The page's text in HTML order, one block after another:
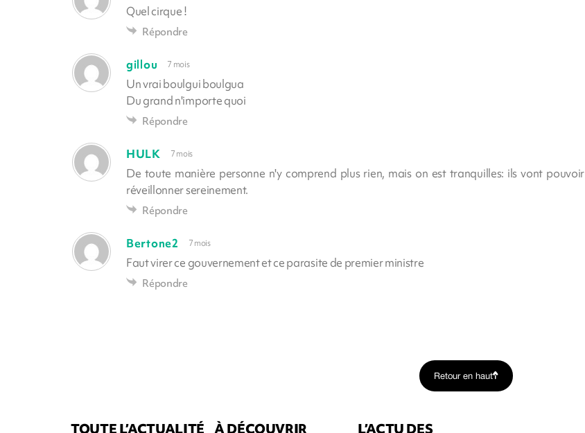
Quel cirque !
Répondre
gillou 7 mois
Un vrai boulgui boulgua
Du grand n'importe quoi
Répondre
HULK 7 mois
De toute manière personne n'y comprend plus rien, mais on est tranquilles: ils vont pouvoir
réveillonner sereinement.
Répondre
Bertone2 7 mois
Faut virer ce gouvernement et ce parasite de premier ministre
Répondre
Retour en haut
TOUTE L’ACTUALITÉ À DÉCOUVRIR L’ACTU DES